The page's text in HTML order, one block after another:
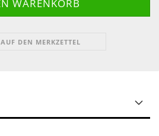
AUF DEN MERKZETTEL